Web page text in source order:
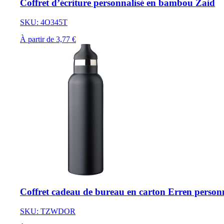
Coffret d’écriture personnalisé en bambou Zaid
SKU: 4O345T
À partir de 3,77 €
Coffret cadeau de bureau en carton Erren
SKU: TZWDOR